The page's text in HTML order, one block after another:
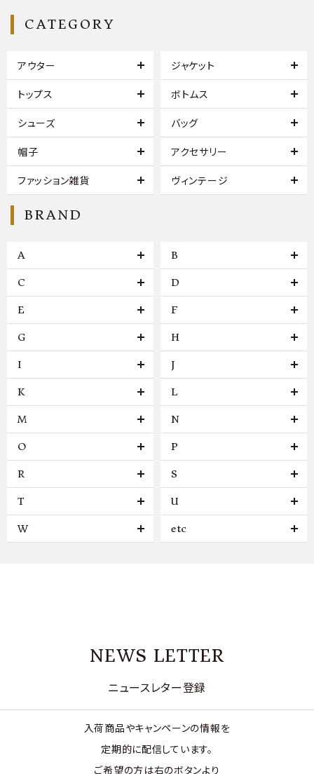
CATEGORY
アウター ジャケット
トップス ボトムス
シューズ バッグ
帽子 アクセサリー
ファッション雑貨 ヴィンテージ
BRAND
A B
C D
E F
G H
I J
K L
M N
O P
R S
T U
W etc
NEWS LETTER
ニュースレター登録
入荷商品やキャンペーンの情報を
定期的に配信しています。
ご希望の方は右のボタンより